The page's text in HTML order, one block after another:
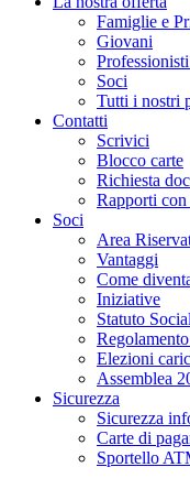
Famiglie e
Giovani
Soci
Tutti i nostri
Contatti
Scrivici
Blocco carte
Richiesta
Rapporti
Soci
Area
Vantaggi
Come
Iniziative
Statuto
Elezioni
Assemblea
Sicurezza
Sicurezza
Carte di
Sportello